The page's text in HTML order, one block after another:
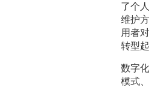
了个
维护
用者
转型
数字
模式